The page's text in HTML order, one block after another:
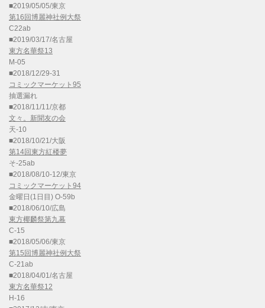
■2019/05/05/東京
第16回博麗神社例大祭
C22ab
■2019/03/17/名古屋
東方名華祭13
M-05
■2018/12/29-31
コミックマーケット95
抽選漏れ
■2018/11/11/京都
文々。新聞友の会
天-10
■2018/10/21/大阪
第14回東方紅楼夢
そ-25ab
■2018/08/10-12/東京
コミックマーケット94
金曜日(1日目) O-59b
■2018/06/10/広島
東方椰麟祭第九幕
C-15
■2018/05/06/東京
第15回博麗神社例大祭
C-21ab
■2018/04/01/名古屋
東方名華祭12
H-16